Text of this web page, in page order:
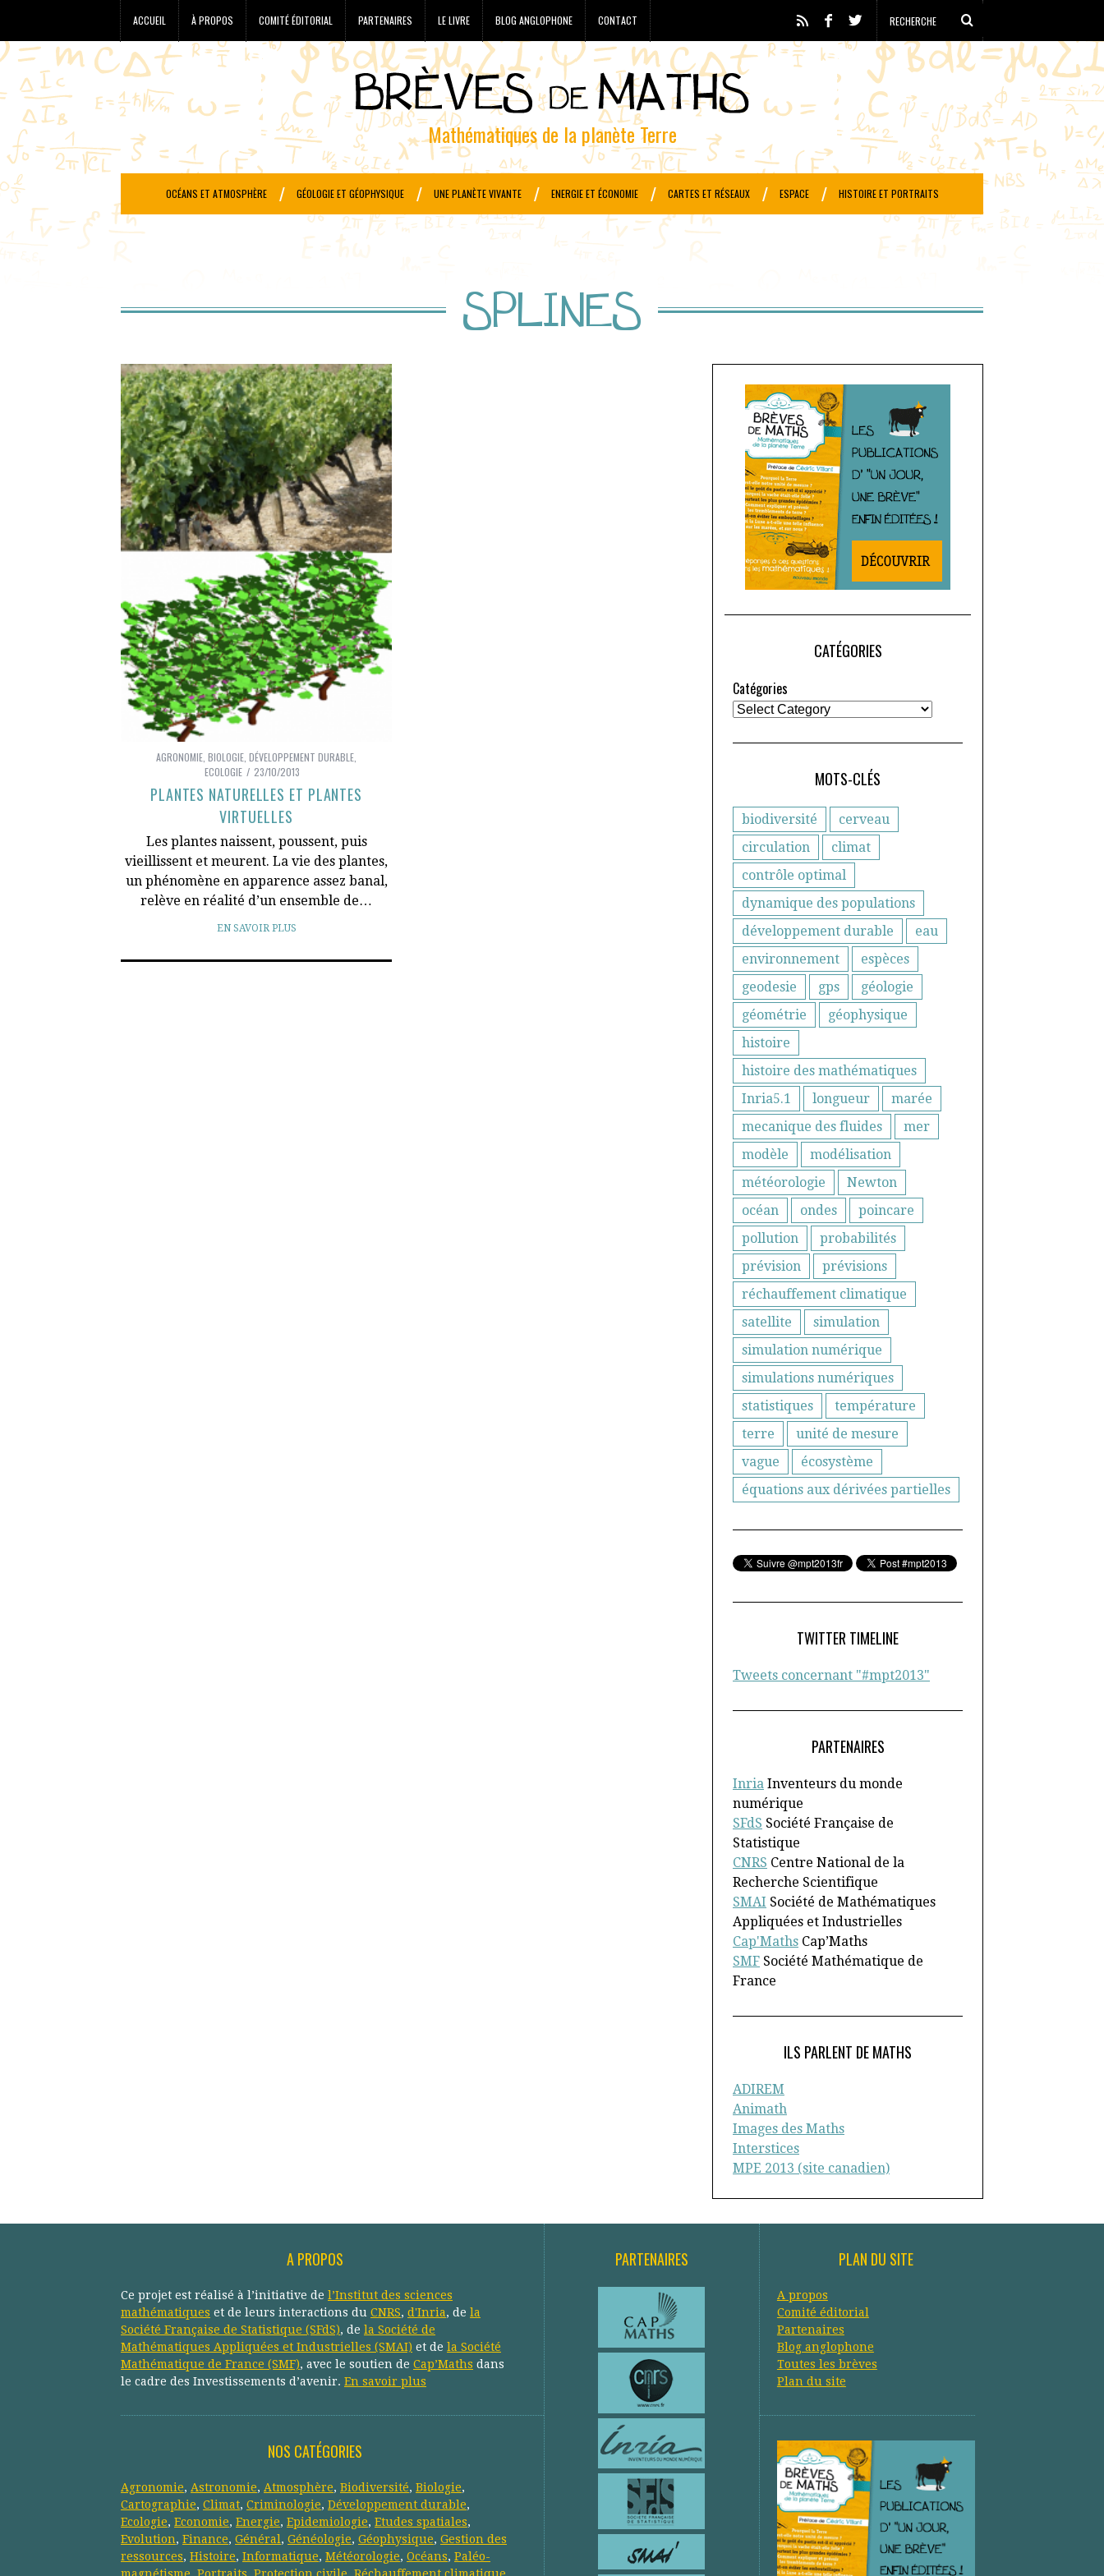
ACCUEIL À PROPOS COMITÉ ÉDITORIAL PARTENAIRES LE LIVRE BLOG ANGLOPHONE CONTACT
Mathématiques de la planète Terre
OCÉANS ET ATMOSPHÈRE GÉOLOGIE ET GÉOPHYSIQUE UNE PLANÈTE VIVANTE ENERGIE ET ÉCONOMIE CARTES ET RÉSEAUX ESPACE HISTOIRE ET PORTRAITS
SPLINES
AGRONOMIE, BIOLOGIE, DÉVELOPPEMENT DURABLE,
ECOLOGIE
23/10/2013
PLANTES NATURELLES ET PLANTES
VIRTUELLES
Les plantes naissent, poussent, puis
vieillissent et meurent. La vie des plantes,
un phénomène en apparence assez banal,
relève en réalité d’un ensemble de…
EN SAVOIR PLUS
CATÉGORIES
Catégories
MOTS-CLÉS
biodiversité
cerveau
circulation
climat
contrôle optimal
dynamique des populations
développement durable
eau
environnement
espèces
geodesie
gps
géologie
géométrie
géophysique
histoire
histoire des mathématiques
Inria5.1
longueur
marée
mecanique des fluides
mer
modèle
modélisation
météorologie
Newton
océan
ondes
poincare
pollution
probabilités
prévision
prévisions
réchauffement climatique
satellite
simulation
simulation numérique
simulations numériques
statistiques
température
terre
unité de mesure
vague
écosystème
équations aux dérivées partielles
TWITTER TIMELINE
Tweets concernant "#mpt2013"
PARTENAIRES
Inria Inventeurs du monde
numérique
SFdS Société Française de
Statistique
CNRS Centre National de la
Recherche Scientifique
SMAI Société de Mathématiques
Appliquées et Industrielles
Cap'Maths Cap’Maths
SMF Société Mathématique de
France
ILS PARLENT DE MATHS
ADIREM
Animath
Images des Maths
Interstices
MPE 2013 (site canadien)
A PROPOS
Ce projet est réalisé à l’initiative de l’Institut des sciences
mathématiques et de leurs interactions du CNRS, d'Inria, de la
Société Française de Statistique (SFdS), de la Société de
Mathématiques Appliquées et Industrielles (SMAI) et de la Société
Mathématique de France (SMF), avec le soutien de Cap’Maths dans
le cadre des Investissements d’avenir. En savoir plus
NOS CATÉGORIES
Agronomie, Astronomie, Atmosphère, Biodiversité, Biologie,
Cartographie, Climat, Criminologie, Développement durable,
Ecologie, Economie, Energie, Epidemiologie, Etudes spatiales,
Evolution, Finance, Général , Généologie, Géophysique, Gestion des
ressources, Histoire, Informatique, Météorologie, Océans, Paléo-
PARTENAIRES PLAN DU SITE
A propos
Comité éditorial
Partenaires
Blog anglophone
Toutes les brèves
Plan du site